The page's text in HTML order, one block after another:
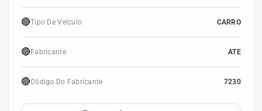
🔴Tipo De Veículo CARRO
🔴 Fabricante ATE
🔴Código Do Fabricante 7230